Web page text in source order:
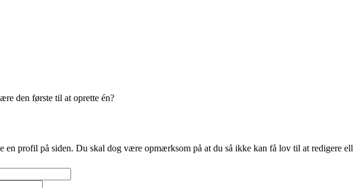
den første til at oprette én?
en profil på siden. Du skal dog være opmærksom på at du så ikke kan få lov til at redigere